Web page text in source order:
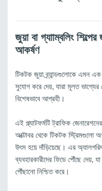
জুয়া বা গ্যাাম্বলিং
আকর্ষণ
টিকটক জুয়া ব্র্যান্ডগুলোকে এমন এক
সুযোগ করে দেয়, যারা মূলত
বিশেষভাবে আগ্রহী।
এই প্ল্যাটফর্মটি ট্রাফিক
অক্টোবর থেকে টিকটক স্ট্রিমগুলো
উৎস হয়ে দাঁড়িয়েছে। এর
ব্যবহারকারীদের ফিডে পৌঁছে দেয়,
পৌঁছানো নিশ্চিত করে।